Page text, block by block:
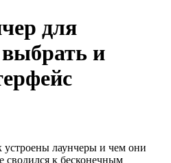
для
и
устроены лаунчеры и чем они
сводился к бесконечным